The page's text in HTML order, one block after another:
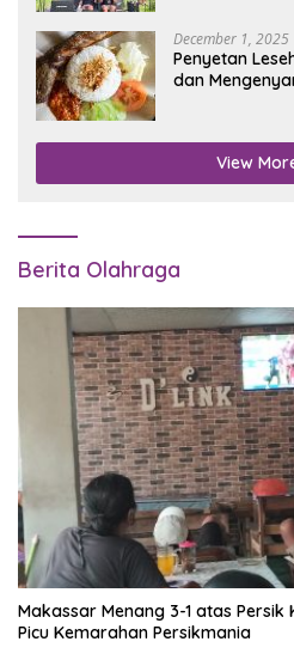
December 1, 2025
Penyetan
dan
View
Berita Olahraga
Makassar Menang 3-1 atas
Picu Kemarahan Persikmania